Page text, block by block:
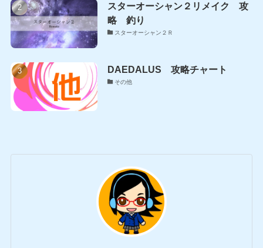
スターオーシャン２リメイク 攻
略 釣り
スターオーシャン２Ｒ
DAEDALUS 攻略チャート
その他